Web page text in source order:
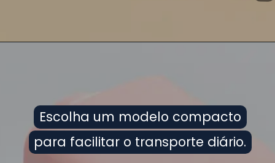
Escolha um modelo compacto
para facilitar o transporte diário.
Escolha um modelo compacto
para facilitar o transporte diário.